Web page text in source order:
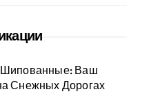
Ваш
Снежных Дорогах